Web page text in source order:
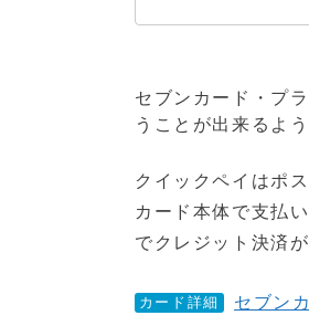
セブンカード・プ
うことが出来るよ
クイックペイはポ
カード本体で支払
でクレジット決済
カード詳細 セブン